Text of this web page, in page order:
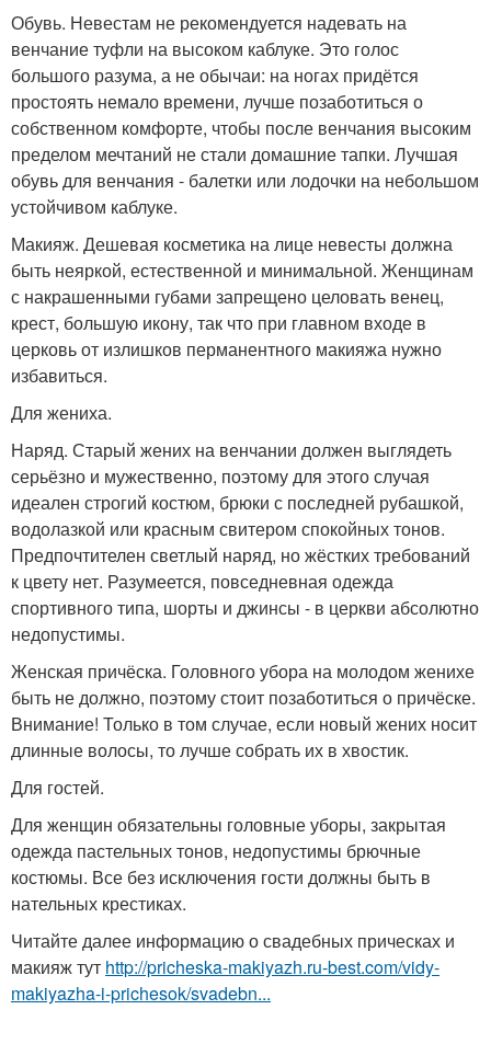
Обувь. Невестам не рекомендуется надевать на
венчание туфли на высоком каблуке. Это голос
большого разума, а не обычаи: на ногах придётся
простоять немало времени, лучше позаботиться о
собственном комфорте, чтобы после венчания высоким
пределом мечтаний не стали домашние тапки. Лучшая
обувь для венчания - балетки или лодочки на небольшом
устойчивом каблуке.
Макияж. Дешевая косметика на лице невесты должна
быть неяркой, естественной и минимальной. Женщинам
с накрашенными губами запрещено целовать венец,
крест, большую икону, так что при главном входе в
церковь от излишков перманентного макияжа нужно
избавиться.
Для жениха.
Наряд. Старый жених на венчании должен выглядеть
серьёзно и мужественно, поэтому для этого случая
идеален строгий костюм, брюки с последней рубашкой,
водолазкой или красным свитером спокойных тонов.
Предпочтителен светлый наряд, но жёстких требований
к цвету нет. Разумеется, повседневная одежда
спортивного типа, шорты и джинсы - в церкви абсолютно
недопустимы.
Женская причёска. Головного убора на молодом женихе
быть не должно, поэтому стоит позаботиться о причёске.
Внимание! Только в том случае, если новый жених носит
длинные волосы, то лучше собрать их в хвостик.
Для гостей.
Для женщин обязательны головные уборы, закрытая
одежда пастельных тонов, недопустимы брючные
костюмы. Все без исключения гости должны быть в
нательных крестиках.
Читайте далее информацию о свадебных прическах и
макияж тут http://pricheska-makiyazh.ru-best.com/vidy-
makiyazha-i-prichesok/svadebn...